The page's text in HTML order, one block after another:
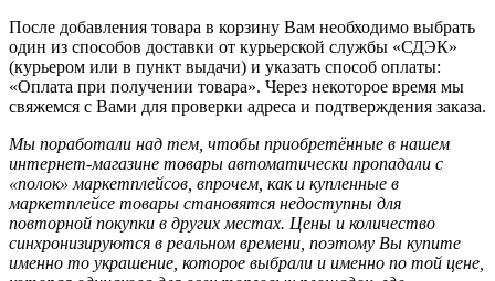
После добавления товара в корзину Вам необходимо выбрать
один из способов доставки от курьерской службы «СДЭК»
(курьером или в пункт выдачи) и указать способ оплаты:
«Оплата при получении товара». Через некоторое время мы
свяжемся с Вами для проверки адреса и подтверждения заказа.
Мы поработали над тем, чтобы приобретённые в нашем
интернет-магазине товары автоматически пропадали с
«полок» маркетплейсов, впрочем, как и купленные в
маркетплейсе товары становятся недоступны для
повторной покупки в других местах. Цены и количество
синхронизируются в реальном времени, поэтому Вы купите
именно то украшение, которое выбрали и именно по той цене,